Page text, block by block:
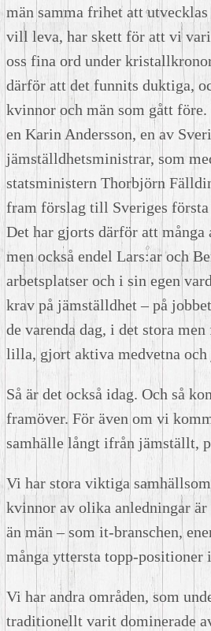
män samma frihet att
vill leva, har skett för att vi
oss fina ord under
därför att det funnits duktiga,
kvinnor och män som gått
en Karin Andersson, en av
jämställdhetsministrar, som
statsministern Thorbjörn
fram förslag till Sveriges
Det har gjorts därför att
men också endel Lars:ar och
arbetsplatser och i sin egen
krav på jämställdhet – på
de varenda dag, i det stora
lilla, gjort aktiva medvetna
Så är det också idag. Och så
framöver. För även om vi
samhälle långt ifrån jämställt,
Vi har stora viktiga
kvinnor av olika anledningar
än män – som it-branschen,
många yttersta topp-positioner
Vi har andra områden, som
traditionellt varit dominerade